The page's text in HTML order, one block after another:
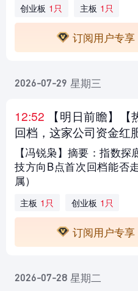
创业板 1只 主板 1只
订阅用户专
2026-07-29 星期三
12:52 【明日前瞻】【
回档，这家公司资金红
【冯锐枭】摘要：指数
技方向B点首次回档能否
属）
主板 1只 创业板 1只
订阅用户专
2026-07-28 星期二